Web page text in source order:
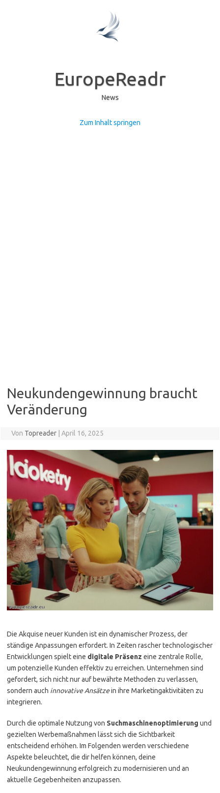
EuropeReadr
News
Zum Inhalt springen
Neukundengewinnung braucht
Veränderung
Von Topreader April 16, 2025
Die Akquise neuer Kunden ist ein dynamischer Prozess, der
ständige Anpassungen erfordert. In Zeiten rascher technologischer
Entwicklungen spielt eine digitale Präsenz eine zentrale Rolle,
um potenzielle Kunden effektiv zu erreichen. Unternehmen sind
gefordert, sich nicht nur auf bewährte Methoden zu verlassen,
sondern auch innovative Ansätzein ihre Marketingaktivitäten zu
integrieren.
Durch die optimale Nutzung von Suchmaschinenoptimierung und
gezielten Werbemaßnahmen lässt sich die Sichtbarkeit
entscheidend erhöhen. Im Folgenden werden verschiedene
Aspekte beleuchtet, die dir helfen können, deine
Neukundengewinnung erfolgreich zu modernisieren und an
aktuelle Gegebenheiten anzupassen.